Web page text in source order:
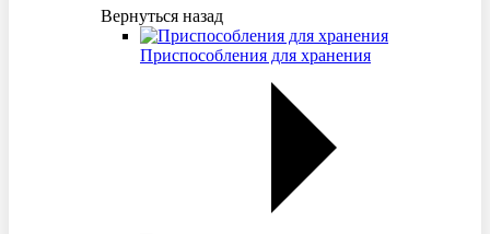
Вернуться назад
Приспособления для хранения